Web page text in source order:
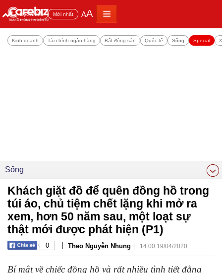
Đọc nhiều Mới nhất AA
Kinh doanh Tài chính ngân hàng Bất động sản Quốc tế Sống Special
Sống
Khách giặt đồ để quên đồng hồ trong
túi áo, chủ tiệm chết lặng khi mở ra
xem, hơn 50 năm sau, một loạt sự
thật mới được phát hiện (P1)
0 | Theo Nguyễn Nhung | 14:00 19/04/2020
Bí mật về chiếc đồng hồ và rất nhiều tình tiết đằng